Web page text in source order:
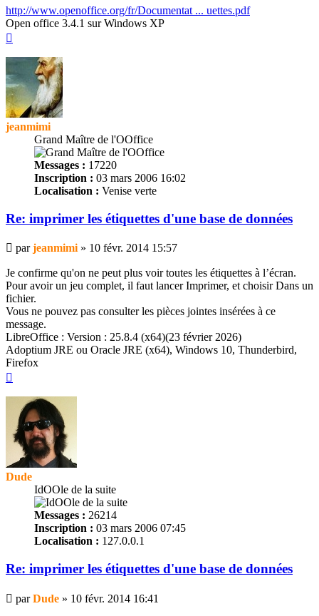
http://www.openoffice.org/fr/Documentat ... uettes.pdf
Open office 3.4.1 sur Windows XP
jeanmimi
Grand Maître de l'OOffice
Messages : 17220
Inscription : 03 mars 2006 16:02
Localisation : Venise verte
Re: imprimer les étiquettes d'une base de données
Message
parjeanmimi» 10 févr. 2014 15:57
Je confirme qu'on ne peut plus voir toutes les étiquettes à l’écran.
Pour avoir un jeu complet, il faut lancer Imprimer, et choisir Dans un
fichier.
Vous ne pouvez pas consulter les pièces jointes insérées à ce
message.
LibreOffice : Version : 25.8.4 (x64)(23 février 2026)
Adoptium JRE ou Oracle JRE (x64), Windows 10, Thunderbird,
Firefox
Dude
IdOOle de la suite
Messages : 26214
Inscription : 03 mars 2006 07:45
Localisation : 127.0.0.1
Re: imprimer les étiquettes d'une base de données
Message
parDude » 10 févr. 2014 16:41